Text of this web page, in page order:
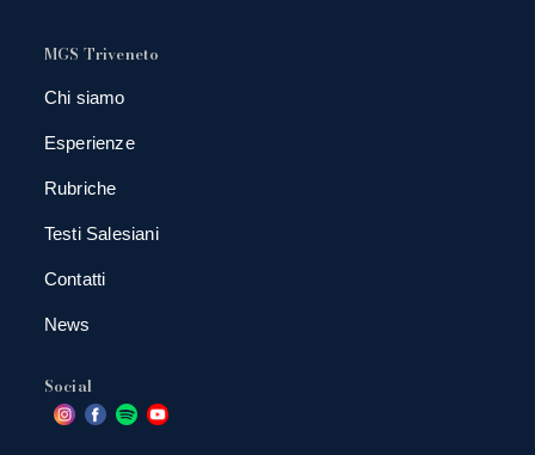
MGS Triveneto
Chi siamo
Esperienze
Rubriche
Testi Salesiani
Contatti
News
Social